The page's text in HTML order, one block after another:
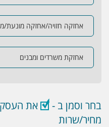
אחזקה חזויה/אחזקה מונעת/
אחזקת משרדים ומבנים
בחר וסמן ב -
את
מחיר/שרות